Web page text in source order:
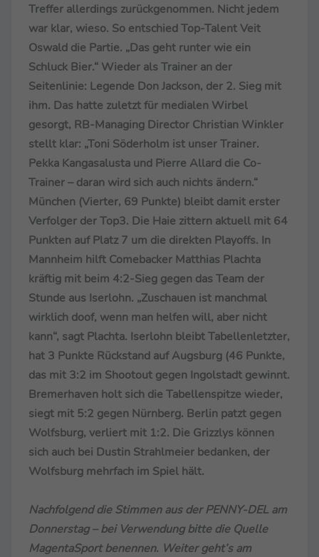
Treffer allerdings zurückgenommen. Nicht jedem
war klar, wieso. So entschied Top-Talent Veit
Oswald die Partie. „Das geht runter wie ein
Schluck Bier.“ Wieder als Trainer an der
Seitenlinie: Legende Don Jackson, der 2. Sieg mit
ihm. Das hatte zuletzt für medialen Wirbel
gesorgt, RB-Managing Director Christian Winkler
stellt klar: „Toni Söderholm ist unser Trainer.
Pekka Kangasalusta und Pierre Allard die Co-
Trainer – daran wird sich auch nichts ändern.“
München (Vierter, 69 Punkte) bleibt damit erster
Verfolger der Top3. Die Haie zittern aktuell mit 64
Punkten auf Platz 7 um die direkten Playoffs. In
Mannheim hilft Comebacker Matthias Plachta
kräftig mit beim 4:2-Sieg gegen das Team der
Stunde aus Iserlohn. „Zuschauen ist manchmal
wirklich doof, wenn man helfen will, aber nicht
kann“, sagt Plachta. Iserlohn bleibt Tabellenletzter,
hat 3 Punkte Rückstand auf Augsburg (46 Punkte,
das mit 3:2 im Shootout gegen Ingolstadt gewinnt.
Bremerhaven holt sich die Tabellenspitze wieder,
siegt mit 5:2 gegen Nürnberg. Berlin patzt gegen
Wolfsburg, verliert mit 1:2. Die Grizzlys können
sich auch bei Dustin Strahlmeier bedanken, der
Wolfsburg mehrfach im Spiel hält.
Nachfolgend die Stimmen aus der PENNY-DEL am
Donnerstag – bei Verwendung bitte die Quelle
MagentaSport benennen. Weiter geht’s am